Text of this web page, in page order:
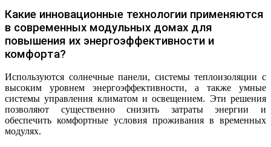
Какие инновационные технологии применяются
в современных модульных домах для
повышения их энергоэффективности и
комфорта?
Используются солнечные панели, системы теплоизоляции с
высоким уровнем энергоэффективности, а также умные
системы управления климатом и освещением. Эти решения
позволяют существенно снизить затраты энергии и
обеспечить комфортные условия проживания в временных
модулях.